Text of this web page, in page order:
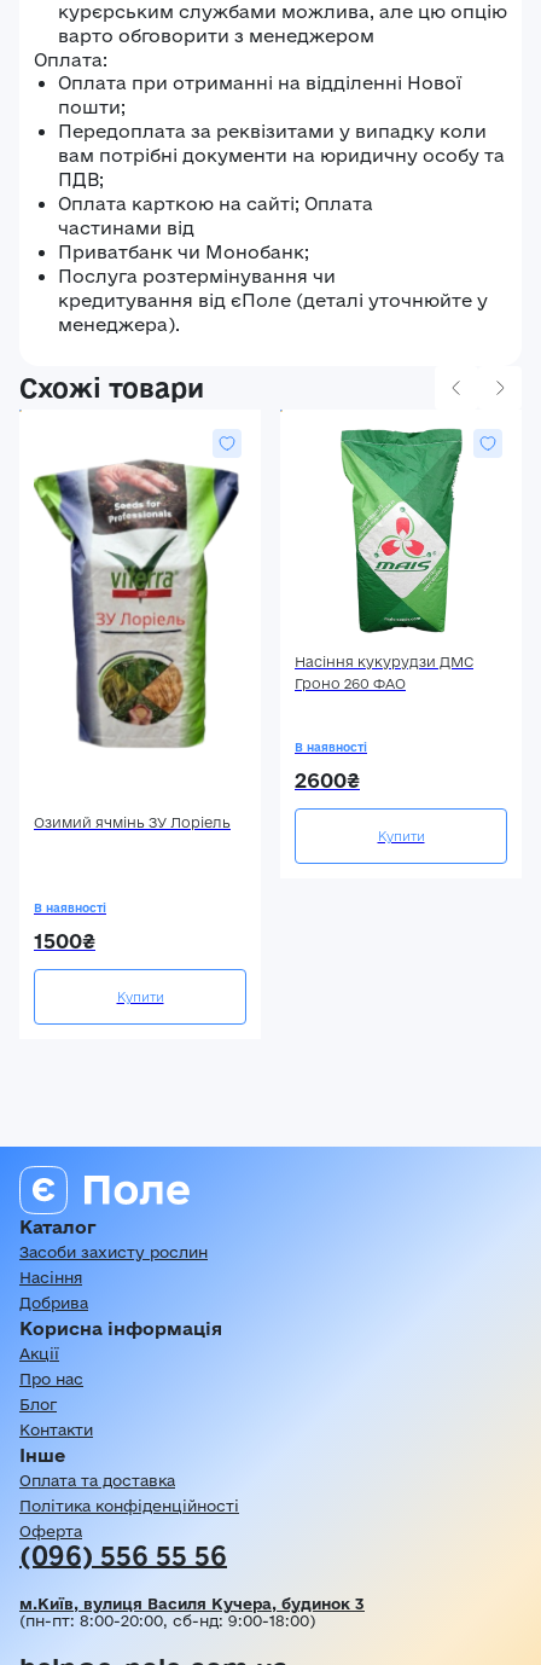
курєрським службами можлива, але цю опцію
варто обговорити з менеджером
Оплата:
Оплата при отриманні на відділенні Нової
пошти;
Передоплата за реквізитами у випадку коли
вам потрібні документи на юридичну особу та
ПДВ;
Оплата карткою на сайті; Оплата
частинами від
Приватбанк чи Монобанк;
Послуга розтермінування чи
кредитування від єПоле (деталі уточнюйте у
менеджера).
Схожі товари
Озимий ячмінь ЗУ Лоріель
В наявності
1500₴
Купити
Насіння кукурудзи ДМС
Гроно 260 ФАО
В наявності
2600₴
Купити
Каталог
Засоби захисту рослин
Насіння
Добрива
Корисна інформація
Акції
Про нас
Блог
Контакти
Інше
Оплата та доставка
Політика конфіденційності
Оферта
(096) 556 55 56
м.Київ, вулиця Василя Кучера, будинок 3
(пн-пт: 8:00-20:00, сб-нд: 9:00-18:00)